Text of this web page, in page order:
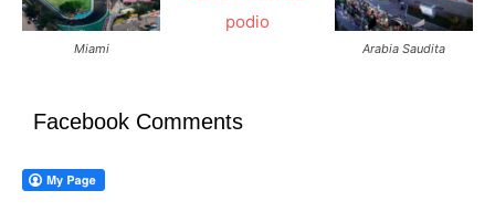
Miami Arabia Saudita
Facebook Comments